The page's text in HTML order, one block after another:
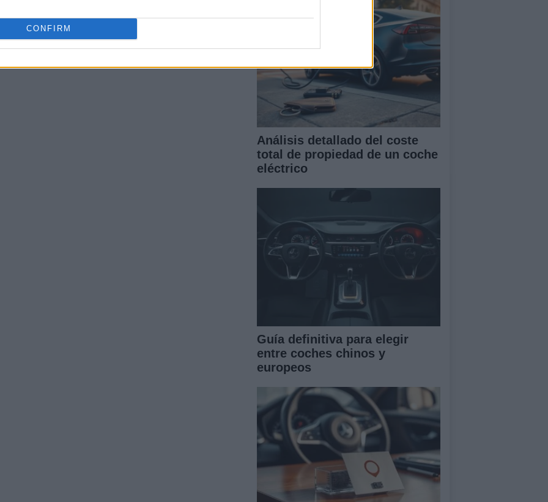
CONFIRM
Análisis detallado del coste
total de propiedad de un coche
eléctrico
Guía definitiva para elegir
entre coches chinos y
europeos